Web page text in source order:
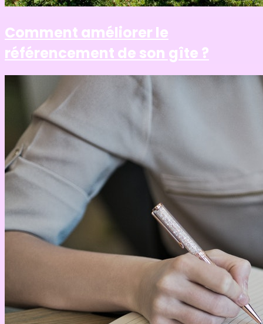
Comment améliorer le
référencement de son gîte ?